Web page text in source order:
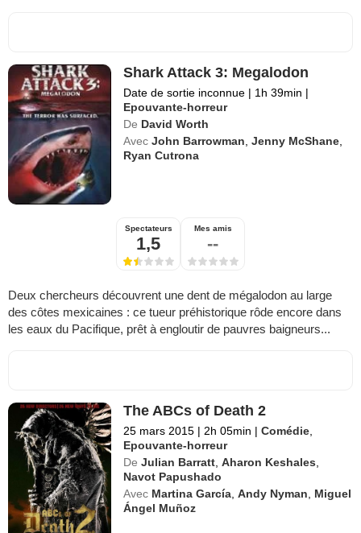
Shark Attack 3: Megalodon
Date de sortie inconnue | 1h 39min |
Epouvante-horreur
De David Worth
Avec John Barrowman ,Jenny McShane
Ryan Cutrona
Spectateurs
1,5
Mes amis
--
Deux chercheurs découvrent une dent de mégalodon au large
des côtes mexicaines : ce tueur préhistorique rôde encore dans
les eaux du Pacifique, prêt à engloutir de pauvres baigneurs...
The ABCs of Death 2
25 mars 2015 | 2h 05min | Comédie
Epouvante-horreur
De Julian Barratt ,Aharon Keshales
Navot Papushado
Avec Martina García ,Andy Nyman
Miguel
Ángel Muñoz